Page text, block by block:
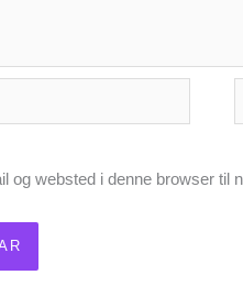
og websted i denne browser til